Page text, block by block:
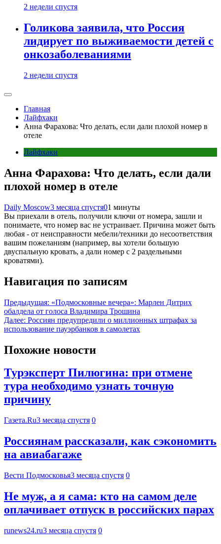
2 недели спустя
Голикова заявила, что Россия
лидирует по выживаемости детей с
онкозаболеваниями
2 недели спустя
Главная
Лайфхаки
Анна Фарахова: Что делать, если дали плохой номер в
отеле
Лайфхаки
Анна Фарахова: Что делать, если дали
плохой номер в отеле
Daily Moscow3 месяца спустя01 минуты
Вы приехали в отель, получили ключи от номера, зашли и
понимаете, что номер вас не устраивает. Причина может быть
любая - от неисправности мебели/техники до несоответствия
вашим пожеланиям (например, вы хотели большую
двуспальную кровать, а дали номер с 2 раздельными
кроватями).
Навигация по записям
Предыдущая: «Подмосковные вечера»: Марлен Дитрих
обалдела от голоса Владимира Трошина
Далее: Россиян предупредили о миллионных штрафах за
использование пауэрбанков в самолетах
Похожие новости
Турэксперт Пилюгина: при отмене
тура необходимо узнать точную
причину
Газета.Ru3 месяца спустя 0
Россиянам рассказали, как сэкономить
на авиабагаже
Вести Подмосковья3 месяца спустя 0
Не муж, а я сама: кто на самом деле
оплачивает отпуск в российских парах
runews24.ru3 месяца спустя 0